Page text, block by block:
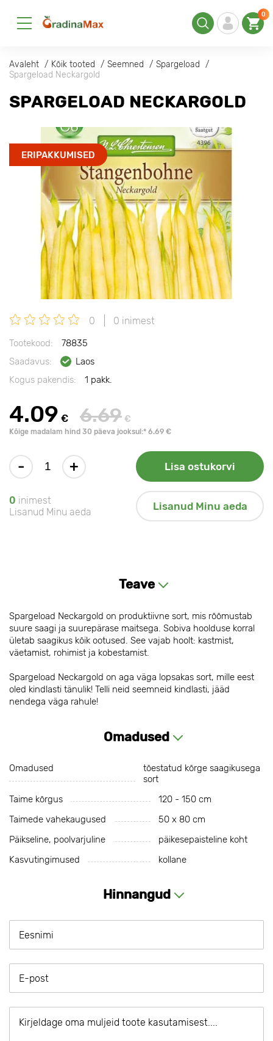
0
Avaleht Kõik tooted Seemned
Spargeload
Spargeload Neckargold
SPARGELOAD NECKARGOLD
ERIPAKKUMISED
0 0 inimest
Tootekood:
78835
Saadavus:
Laos
Kogus pakendis:
1 pakk.
4.09 € 6.69 €
Kõige madalam hind 30 päeva jooksul:* 6.69 €
- + Lisa ostukorvi
0 inimest
Lisanud Minu aeda
Lisanud Minu aeda
Teave
Spargeload Neckargold on produktiivne sort, mis rõõmustab
suure saagi ja suurepärase maitsega. Sobiva hoolduse korral
ületab saagikus kõik ootused. See vajab hoolt: kastmist,
väetamist, rohimist ja kobestamist.
Spargeload Neckargold on aga väga lopsakas sort, mille eest
oled kindlasti tänulik! Telli neid seemneid kindlasti, jääd
nendega väga rahule!
Omadused
Omadused
tõestatud kõrge saagikusega
sort
Taime kõrgus
120 - 150 cm
Taimede vahekaugused
50 х 80 cm
Päikseline, poolvarjuline
päikesepaisteline koht
Kasvutingimused
kollane
Hinnangud